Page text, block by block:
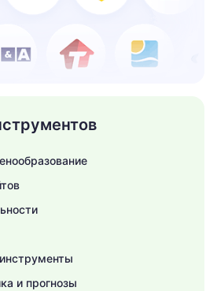
и прогнозы